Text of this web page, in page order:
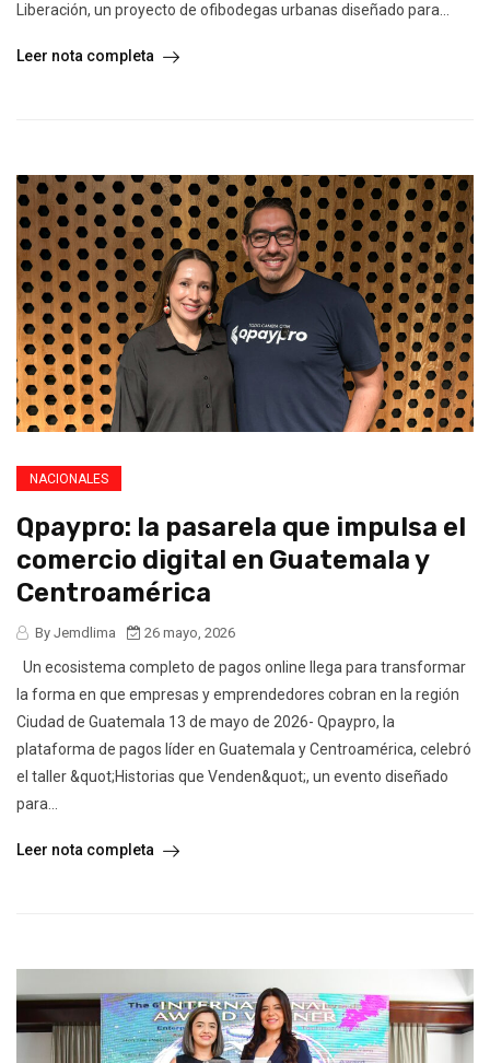
Liberación, un proyecto de ofibodegas urbanas diseñado para...
Leer nota completa
NACIONALES
Qpaypro: la pasarela que impulsa el
comercio digital en Guatemala y
Centroamérica
By Jemdlima 26 mayo, 2026
Un ecosistema completo de pagos online llega para transformar
la forma en que empresas y emprendedores cobran en la región
Ciudad de Guatemala 13 de mayo de 2026- Qpaypro, la
plataforma de pagos líder en Guatemala y Centroamérica, celebró
el taller &quot;Historias que Venden&quot;, un evento diseñado
para...
Leer nota completa